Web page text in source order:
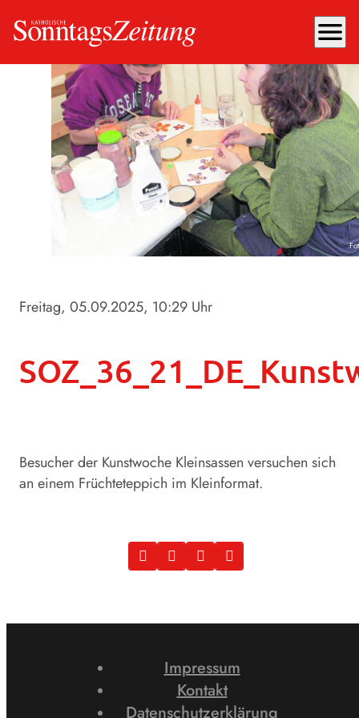
menu
Freitag, 05.09.2025, 10:29 Uhr
Besucher der Kunstwoche Kleinsassen versuchen sich
an einem Früchteteppich im Kleinformat.
Impressum
Kontakt
Datenschutzerklärung